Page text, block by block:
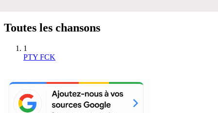
Toutes les chansons
1
PTY FCK